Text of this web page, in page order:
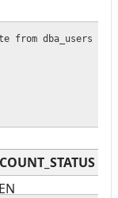
from dba_users